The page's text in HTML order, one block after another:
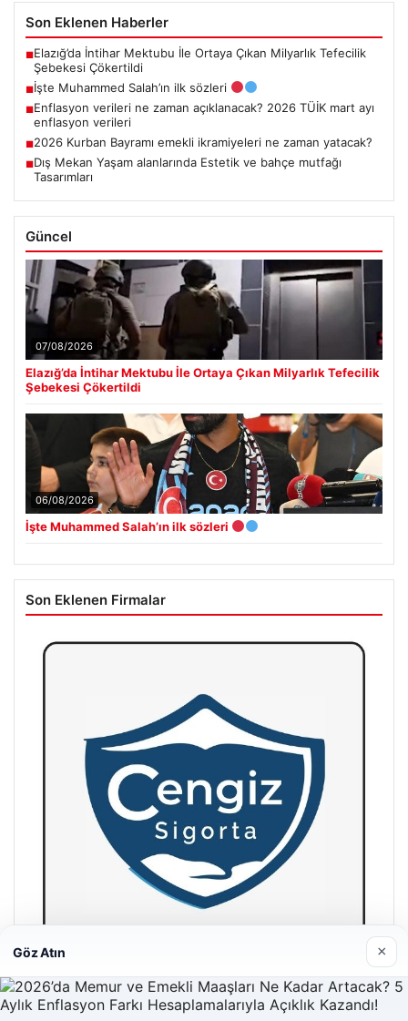
Son Eklenen Haberler
■Elazığ’da İntihar Mektubu İle Ortaya Çıkan Milyarlık Tefecilik
Şebekesi Çökertildi
■İşte Muhammed Salah’ın ilk sözleri
■Enflasyon verileri ne zaman açıklanacak? 2026 TÜİK mart ayı
enflasyon verileri
■2026 Kurban Bayramı emekli ikramiyeleri ne zaman yatacak?
■Dış Mekan Yaşam alanlarında Estetik ve bahçe mutfağı
Tasarımları
Güncel
07/08/2026
Elazığ’da İntihar Mektubu İle Ortaya Çıkan Milyarlık Tefecilik
Şebekesi Çökertildi
06/08/2026
İşte Muhammed Salah’ın ilk sözleri
Son Eklenen Firmalar
Hastaş Beton
Göz Atın ×